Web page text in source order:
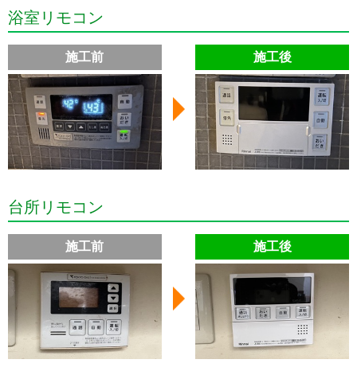
浴室リモコン
施工前 施工後
台所リモコン
施工前 施工後